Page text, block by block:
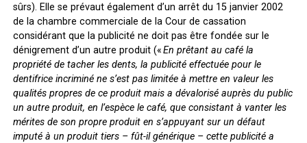
sûrs). Elle se prévaut également d’un arrêt du 15 janvier 2002
de la chambre commerciale de la Cour de cassation
considérant que la publicité ne doit pas être fondée sur le
dénigrement d’un autre produit («En prêtant au café la
propriété de tacher les dents, la publicité effectuée pour le
dentifrice incriminé ne s’est pas limitée à mettre en valeur les
qualités propres de ce produit mais a dévalorisé auprès du public
un autre produit, en l’espèce le café, que consistant à vanter les
mérites de son propre produit en s’appuyant sur un défaut
imputé à un produit tiers – fût-il générique – cette publicité a